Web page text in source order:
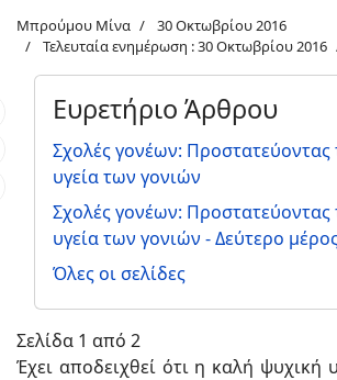
Μπρούμου Μίνα
30 Οκτωβρίου 2016
Τελευταία ενημέρωση : 30 Οκτωβρίου 2016
Ευρετήριο Άρθρου
Σχολές γονέων: Προστατεύοντας
υγεία των γονιών
Σχολές γονέων: Προστατεύοντας
υγεία των γονιών - Δεύτερο
Όλες οι σελίδες
Σελίδα 1 από 2
Έχει αποδειχθεί ότι η καλή ψυχική